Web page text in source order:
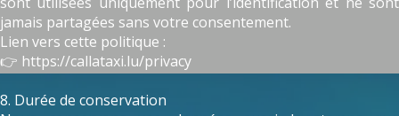
jamais partagées sans votre consentement.
Lien vers cette politique :
👉 https://callataxi.lu/privacy
8. Durée de conservation